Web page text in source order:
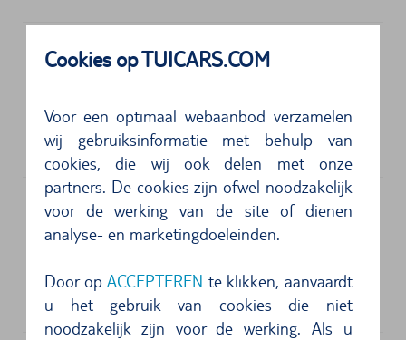
Cookies op TUICARS.COM
Voor een optimaal webaanbod verzamelen
wij gebruiksinformatie met behulp van
cookies, die wij ook delen met onze
partners. De cookies zijn ofwel noodzakelijk
voor de werking van de site of dienen
analyse- en marketingdoeleinden.
Door opACCEPTEREN te klikken, aanvaardt
u het gebruik van cookies die niet
noodzakelijk zijn voor de werking. Als u
3900 NW 25th Street, Suite 402
33142
Miami
Adres
3900 NW 25th Street,
33142 Miami